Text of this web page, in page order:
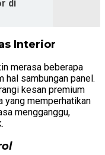
di
Interior
merasa beberapa
hal sambungan panel.
kesan premium
yang memperhatikan
mengganggu,